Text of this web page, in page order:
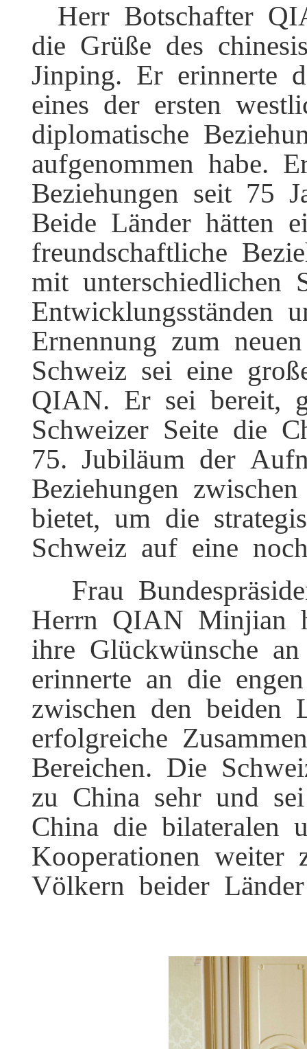
Herr Botschafter
die Grüße des
Jinping. Er erinnerte
eines der ersten
diplomatische
aufgenommen habe.
Beziehungen seit 75
Beide Länder hätten
freundschaftliche
mit unterschiedlichen
Entwicklungsständen
Ernennung zum
Schweiz sei eine
QIAN. Er sei bereit,
Schweizer Seite die
75. Jubiläum der
Beziehungen
bietet, um die
Schweiz auf eine
Frau
Herrn QIAN Minjian
ihre Glückwünsche
erinnerte an die
zwischen den
erfolgreiche
Bereichen. Die
zu China sehr und
China die bilateralen
Kooperationen
Völkern beider